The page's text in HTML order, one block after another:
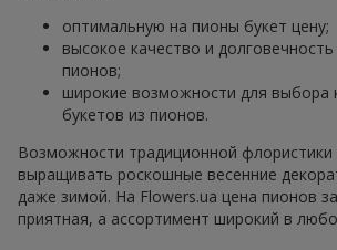
оптимальную на пионы букет цену;
высокое качество и
пионов;
широкие возможности для выбора
букетов из пионов.
Возможности традиционной
выращивать роскошные весенние
даже зимой. На Flowers.ua цена пионов
приятная, а ассортимент широкий в